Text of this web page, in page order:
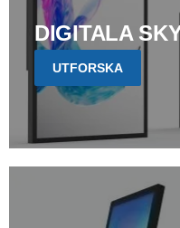
DIGITALA
UTFORSKA